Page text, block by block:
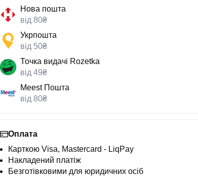
Нова пошта
від 80₴
Укрпошта
від 50₴
Точка видачі Rozetka
від 49₴
Meest Пошта
від 80₴
Оплата
Карткою Visa, Mastercard - LiqPay
Накладений платіж
Безготівковими для юридичних осіб